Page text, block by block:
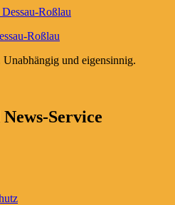
Roßlau
Unabhängig und eigensinnig.
Service